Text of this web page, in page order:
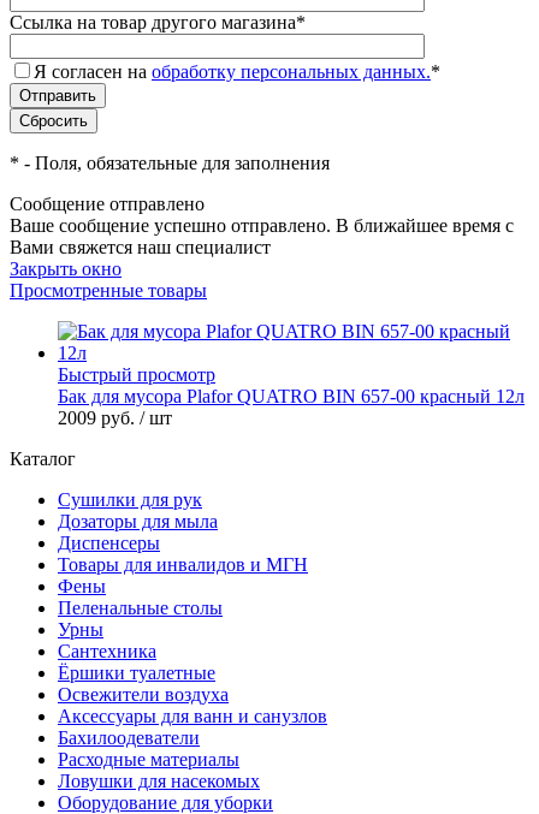
Ссылка на товар другого магазина*
Я согласен на обработку персональных данных.*
* - Поля, обязательные для заполнения
Сообщение отправлено
Ваше сообщение успешно отправлено. В ближайшее время с
Вами свяжется наш специалист
Закрыть окно
Просмотренные товары
Быстрый просмотр
Бак для мусора Plafor QUATRO BIN 657-00 красный 12л
2009 руб. / шт
Каталог
Сушилки для рук
Дозаторы для мыла
Диспенсеры
Товары для инвалидов и МГН
Фены
Пеленальные столы
Урны
Сантехника
Ёршики туалетные
Освежители воздуха
Аксессуары для ванн и санузлов
Бахилоодеватели
Расходные материалы
Ловушки для насекомых
Оборудование для уборки